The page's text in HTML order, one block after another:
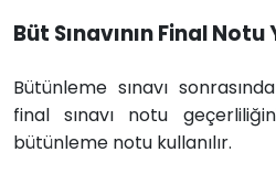
Büt Sınavının Final
Bütünleme sınavı
final sınavı notu
bütünleme notu kullanılır.